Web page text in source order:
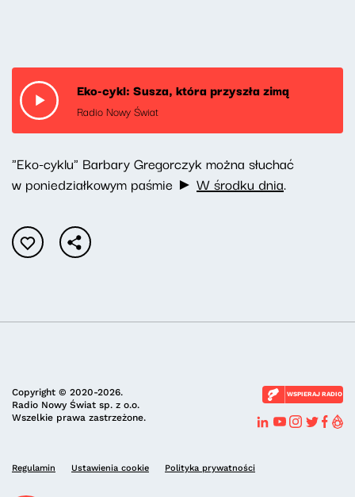
Eko-cykl: Susza, która przyszła zimą
Radio Nowy Świat
"Eko-cyklu" Barbary Gregorczyk można słuchać
w poniedziałkowym paśmie ► W środku dnia.
Copyright © 2020-2026.
Radio Nowy Świat sp. z o.o.
Wszelkie prawa zastrzeżone.
WSPIERAJ RADIO
Regulamin Ustawienia cookie Polityka prywatności